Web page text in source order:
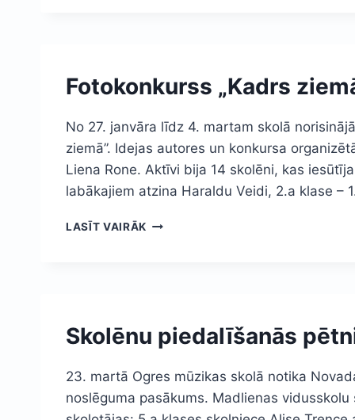
Fotokonkurss „Kadrs
No 27. janvāra līdz 4. martam skolā
ziemā”. Idejas autores un konkursa
Liena Rone. Aktīvi bija 14 skolēni, kas
labākajiem atzina Haraldu Veidi, 2.a klase –
LASĪT VAIRĀK FOTOKONKURSS
Skolēnu piedalīšanās
23. martā Ogres mūzikas skolā notika
noslēguma pasākums. Madlienas